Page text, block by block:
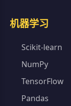
机器学习
Scikit-learn
NumPy
TensorFlow
Pandas